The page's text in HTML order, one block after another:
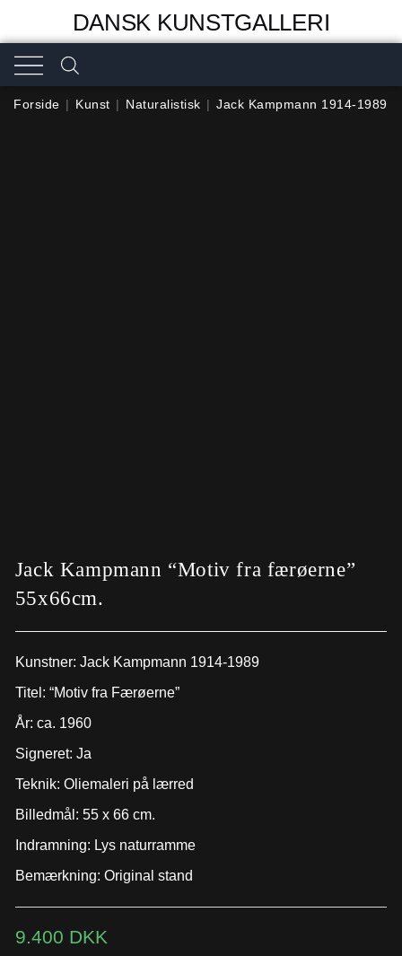
DANSK KUNSTGALLERI
Forside | Kunst | Naturalistisk | Jack Kampmann 1914-1989
Jack Kampmann “Motiv fra færøerne”
55x66cm.
Kunstner: Jack Kampmann 1914-1989
Titel: “Motiv fra Færøerne”
År: ca. 1960
Signeret: Ja
Teknik: Oliemaleri på lærred
Billedmål: 55 x 66 cm.
Indramning: Lys naturramme
Bemærkning: Original stand
9.400 DKK